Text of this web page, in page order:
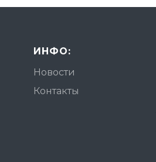
ИНФО:
Новости
Контакты